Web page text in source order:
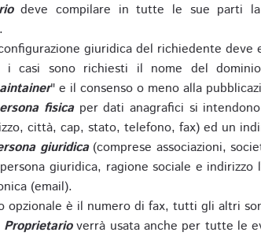
deve compilare in tutte le sue parti la
giuridica del richiedente deve
i casi sono richiesti il nome del
" e il consenso o meno alla
fisicaper dati anagrafici si
città, cap, stato, telefono, fax) ed un
giuridica(comprese associazioni,
giuridica, ragione sociale e
(email).
opzionale è il numero di fax, tutti gli altri
Proprietarioverrà usata anche per tutte le